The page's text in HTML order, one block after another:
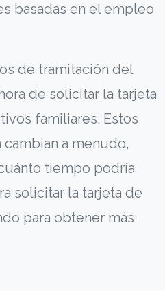
basadas en el empleo
de tramitación del
de solicitar la tarjeta
familiares. Estos
a menudo,
tiempo podría
solicitar la tarjeta de
para obtener más